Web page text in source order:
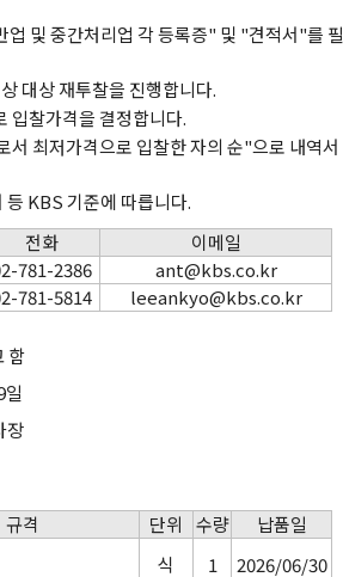
및 중간처리업 각 등록증" 및 "견적서"를 필
대상 재투찰을 진행합니다.
입찰가격을 결정합니다.
최저가격으로 입찰한 자의 순"으로 내역서
KBS 기준에 따릅니다.
전화
이메일
781-2386
ant@kbs.co.kr
781-5814 leeankyo@kbs.co.kr
함
장
규격 단위 수량
납품일
식 1 2026/06/30